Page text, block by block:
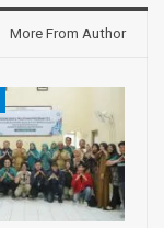
More From Author